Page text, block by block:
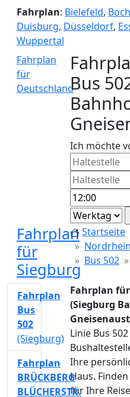
Fahrplan: Bielefeld,
Duisburg, Düsseldorf,
Wuppertal
Fahrplan
für
DeutschlandBus
Ich möchte
Fahrplan
für
Siegburg
Startseite
Bus 502
Fahrplan
(Siegburg
Linie Bus
Ihre
Haus.
für Ihre
Fahrplan
Bus
502
(Siegburg)
Fahrplan
BRÜCKBERG
BLÜCHERSTR.